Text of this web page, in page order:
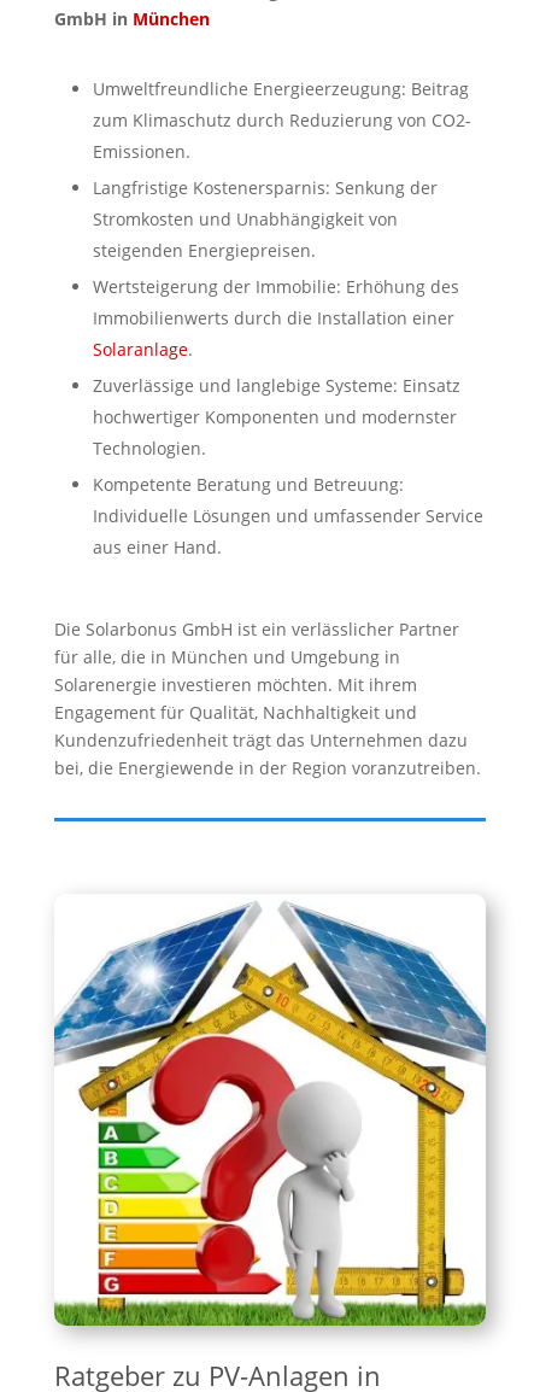
GmbH in München
Umweltfreundliche Energieerzeugung: Beitrag
zum Klimaschutz durch Reduzierung von CO2-
Emissionen.
Langfristige Kostenersparnis: Senkung der
Stromkosten und Unabhängigkeit von
steigenden Energiepreisen.
Wertsteigerung der Immobilie: Erhöhung des
Immobilienwerts durch die Installation einer
Solaranlage.
Zuverlässige und langlebige Systeme: Einsatz
hochwertiger Komponenten und modernster
Technologien.
Kompetente Beratung und Betreuung:
Individuelle Lösungen und umfassender Service
aus einer Hand.
Die Solarbonus GmbH ist ein verlässlicher Partner
für alle, die in München und Umgebung in
Solarenergie investieren möchten. Mit ihrem
Engagement für Qualität, Nachhaltigkeit und
Kundenzufriedenheit trägt das Unternehmen dazu
bei, die Energiewende in der Region voranzutreiben.
Ratgeber zu PV-Anlagen in